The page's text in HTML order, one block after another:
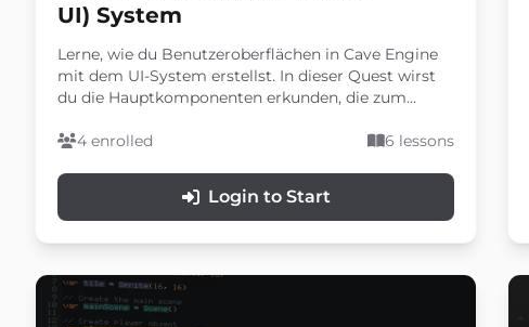
UI) System
Lerne, wie du Benutzeroberflächen in Cave Engine
mit dem UI-System erstellst. In dieser Quest wirst
du die Hauptkomponenten erkunden, die zum
Elementen verwendet werden, einschließlich
dynamischen Balken und der Organisation der
Benutzeroberfläche.
4 enrolled 6 lessons
Login to Start